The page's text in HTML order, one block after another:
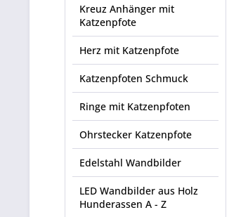
Kreuz Anhänger mit
Katzenpfote
Herz mit Katzenpfote
Katzenpfoten Schmuck
Ringe mit Katzenpfoten
Ohrstecker Katzenpfote
Edelstahl Wandbilder
LED Wandbilder aus Holz
Hunderassen A - Z